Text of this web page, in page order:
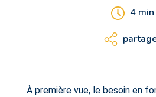
4min
À première vue, le besoin en